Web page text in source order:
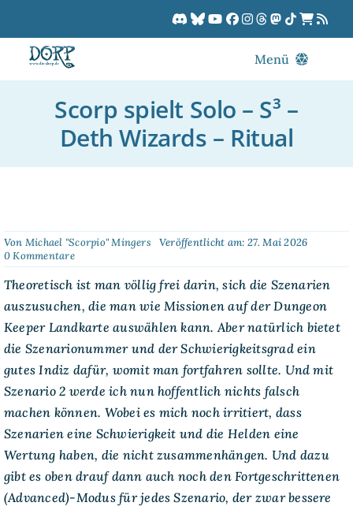
springen
Menü
DORPCast
DORP-TV
Patreon
Scorp spielt Solo – S³ –
Deth Wizards – Ritual
Von Michael "Scorpio" Mingers
Veröffentlicht am: 27. Mai 2026
0 Kommentareon
Scorp
spielt
–
S³
–
Deth
Wizards
–
Ritual
Theoretisch ist man völlig frei darin, sich die Szenarien
auszusuchen, die man wie Missionen auf der Dungeon
Keeper Landkarte auswählen kann. Aber natürlich bietet
die Szenarionummer und der Schwierigkeitsgrad ein
gutes Indiz dafür, womit man fortfahren sollte. Und mit
Szenario 2 werde ich nun hoffentlich nichts falsch
machen können. Wobei es mich noch irritiert, dass
Szenarien eine Schwierigkeit und die Helden eine
Wertung haben, die nicht zusammenhängen. Und dazu
gibt es oben drauf dann auch noch den Fortgeschrittenen
(Advanced)-Modus für jedes Szenario, der zwar bessere